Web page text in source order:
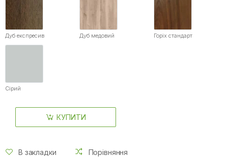
Дуб експресив Дуб медовий Горіх стандарт
Сірий
КУПИТИ
В закладки Порівняння